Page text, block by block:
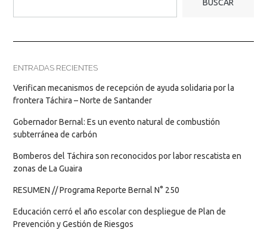
BUSCAR
ENTRADAS RECIENTES
Verifican mecanismos de recepción de ayuda solidaria por la
frontera Táchira – Norte de Santander
Gobernador Bernal: Es un evento natural de combustión
subterránea de carbón
Bomberos del Táchira son reconocidos por labor rescatista en
zonas de La Guaira
RESUMEN // Programa Reporte Bernal N° 250
Educación cerró el año escolar con despliegue de Plan de
Prevención y Gestión de Riesgos